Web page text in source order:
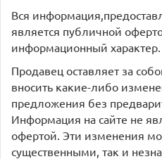
Вся
является публичной
информационный характер.
Продавец оставляет за
вносить какие-либо
предложения без
Информация на сайте не
офертой. Эти изменения
существенными, так и